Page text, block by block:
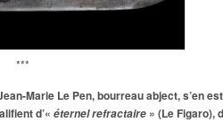
***
Marie Le Pen, bourreau abject, s’en est
d’« éternel refractaire » (Le Figaro),